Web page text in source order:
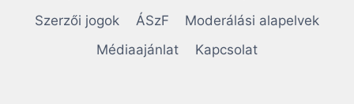
Szerzői jogok
ÁSzF
Moderálási alapelvek
Médiaajánlat
Kapcsolat